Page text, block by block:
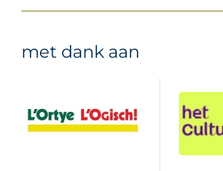
met dank aan